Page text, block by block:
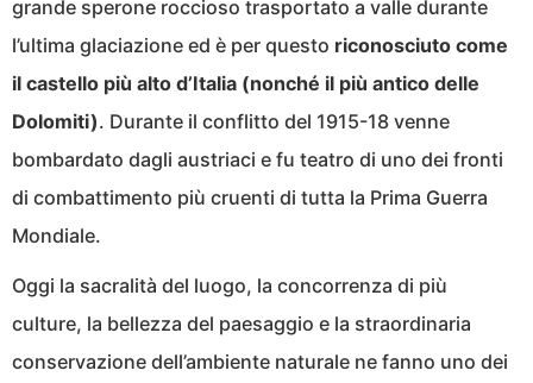
grande sperone roccioso trasportato a valle durante
l’ultima glaciazione ed è per questo riconosciuto come
il castello più alto d’Italia (nonché il più antico delle
Dolomiti). Durante il conflitto del 1915-18 venne
bombardato dagli austriaci e fu teatro di uno dei fronti
di combattimento più cruenti di tutta la Prima Guerra
Mondiale.
Oggi la sacralità del luogo, la concorrenza di più
culture, la bellezza del paesaggio e la straordinaria
conservazione dell’ambiente naturale ne fanno uno dei